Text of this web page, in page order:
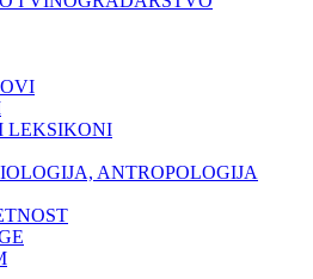
LEKSIKONI
ANTROPOLOGIJA